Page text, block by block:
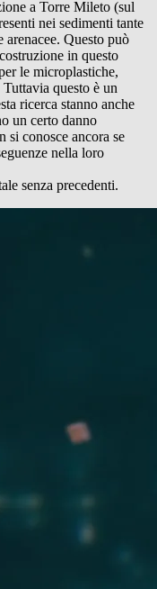
a Torre Mileto (sul
nei sedimenti tante
Questo può
in questo
le microplastiche,
questo è un
ricerca stanno anche
un certo danno
conosce ancora se
nella loro
senza precedenti.